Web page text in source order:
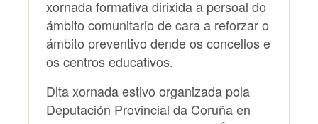
xornada formativa dirixida a persoal do
ámbito comunitario de cara a reforzar o
ámbito preventivo dende os concellos e
os centros educativos.
Dita xornada estivo organizada pola
Deputación Provincial da Coruña en